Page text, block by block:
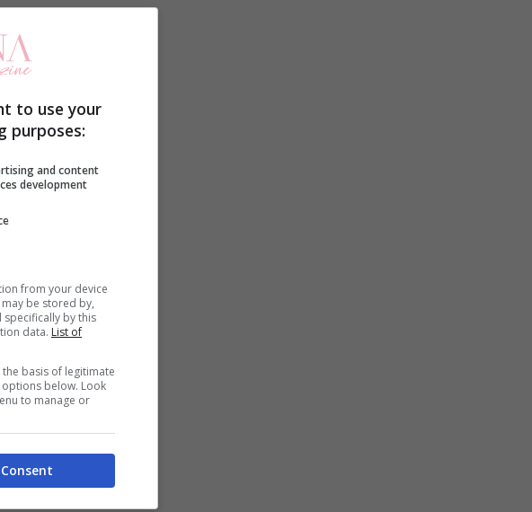
quando si
come
è bene
sulla
in modo
necessario
comunque
protezione.
il più
ai
to use your
purposes:
and content
development
from your device
be stored by,
specifically by this
data. List of
basis of legitimate
below. Look
to manage or
Consent